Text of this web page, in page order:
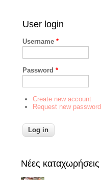
User login
Username *
Password *
Create new account
Request new password
Nέες καταχωρήσεις